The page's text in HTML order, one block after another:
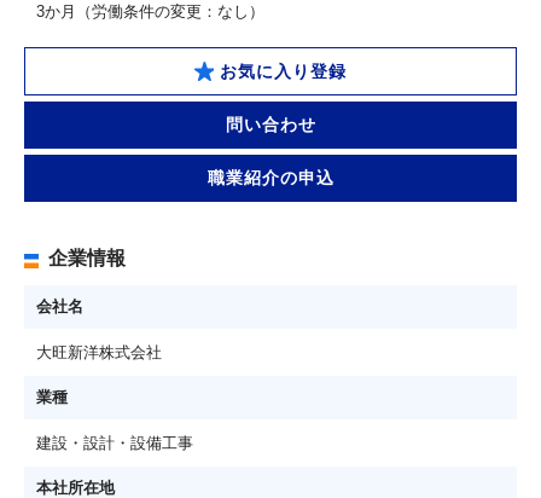
3か月（労働条件の変更：なし）
お気に入り登録
問い合わせ
職業紹介の申込
企業情報
会社名
大旺新洋株式会社
業種
建設・設計・設備工事
本社所在地